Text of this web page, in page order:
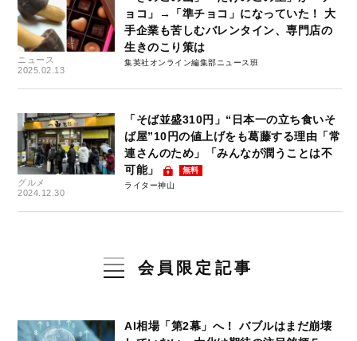
ニュース
2025.02.13
ョコ」→「準チョコ」になっていた！ 大
手企業も苦しむバレンタイン、専門店の
生きのこり策は
集英社オンライン編集部ニュース班
グルメ
2024.12.30
「そば並盛310円」“日本一の立ち食いそ
ば屋”10円の値上げをも葛藤する理由「常
連さんのため」「みんなが潤うことは不
可能」
無料
ライター神山
会員限定記事
AI相場「第2幕」へ！ バブルはまだ崩壊